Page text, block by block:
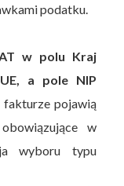
podatku.
w polu Kraj
a pole NIP
fakturze pojawią
w
wyboru typu